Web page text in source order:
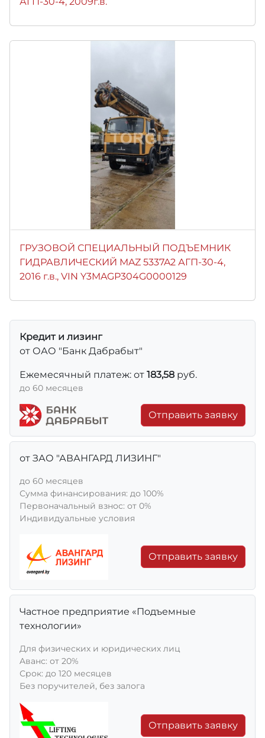
ГРУЗОВОЙ СПЕЦИАЛЬНЫЙ ПОДЪЕМНИК
ГИДРАВЛИЧЕСКИЙ MAZ 5337A2 АГП-30-4,
2016 г.в., VIN Y3MAGP304G0000129
Кредит и лизинг
от ОАО "Банк Дабрабыт"
Ежемесячный платеж: от 183,58 руб.
до 60 месяцев
Отправить заявку
от ЗАО "АВАНГАРД ЛИЗИНГ"
до 60 месяцев
Сумма финансирования: до 100%
Первоначальный взнос: от 0%
Индивидуальные условия
Отправить заявку
Частное предприятие «Подъемные
технологии»
Для физических и юридических лиц
Aванс: от 20%
Срок: до 120 месяцев
Без поручителей, без залога
Отправить заявку